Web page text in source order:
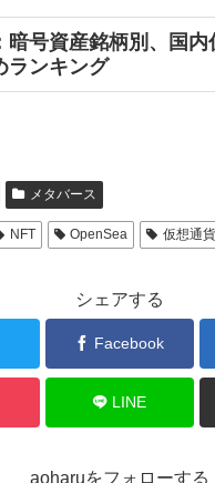
暗号資産銘柄別、国内
ランキング
メタバース
NFT OpenSea 仮想通貨
シェアする
Facebook
LINE
aoharuをフォローする